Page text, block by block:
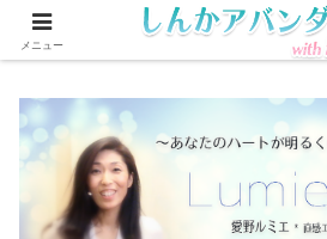
メニュー